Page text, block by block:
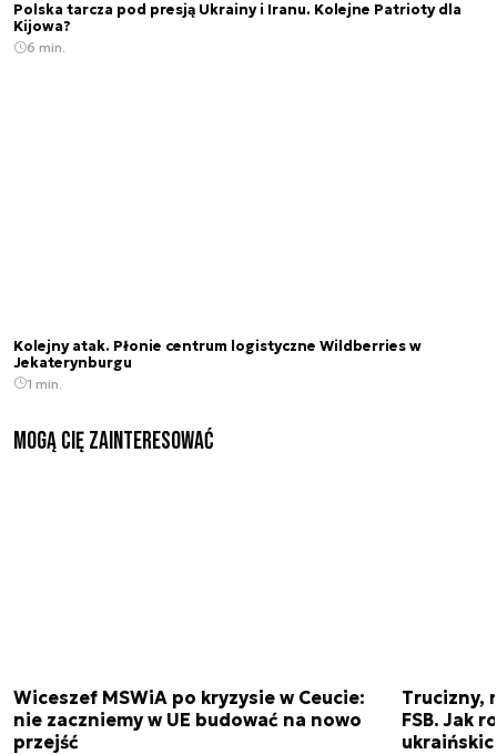
Polska tarcza pod presją Ukrainy i Iranu. Kolejne Patrioty dla
Kijowa?
6 min.
Kolejny atak. Płonie centrum logistyczne Wildberries w
Jekaterynburgu
1 min.
Mogą Cię zainteresować
Wiceszef MSWiA po kryzysie w Ceucie:
nie zaczniemy w UE budować na nowo
przejść
Trucizny,
FSB. Jak